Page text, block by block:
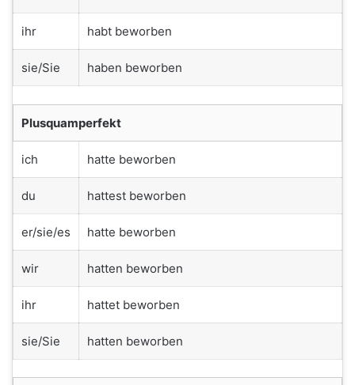
ihr habt beworben
sie/Sie haben beworben
Plusquamperfekt
ich hatte beworben
du hattest beworben
er/sie/es hatte beworben
wir hatten beworben
ihr hattet beworben
sie/Sie hatten beworben